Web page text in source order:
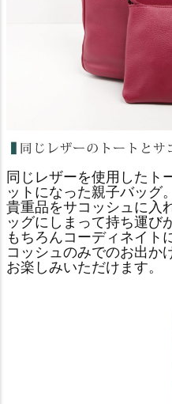
同じレザーを使用したト
ットになった親子バッグ。
貴重品をサコッシュに入
ッグにしまって持ち運び
もちろんコーディネイト
コッシュのみでのお出か
お楽しみいただけます。